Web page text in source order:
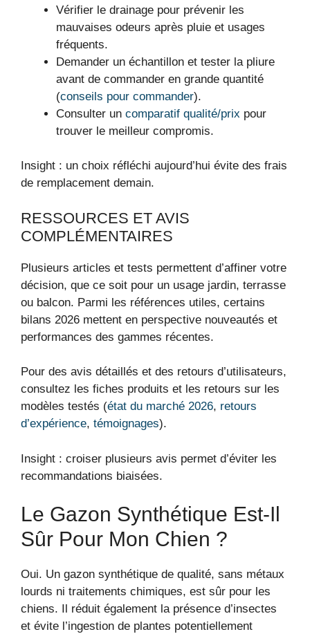
Vérifier le drainage pour prévenir les
mauvaises odeurs après pluie et usages
fréquents.
Demander un échantillon et tester la pliure
avant de commander en grande quantité
(conseils pour commander).
Consulter un comparatif qualité/prix pour
trouver le meilleur compromis.
Insight : un choix réfléchi aujourd’hui évite des frais
de remplacement demain.
RESSOURCES ET AVIS
COMPLÉMENTAIRES
Plusieurs articles et tests permettent d’affiner votre
décision, que ce soit pour un usage jardin, terrasse
ou balcon. Parmi les références utiles, certains
bilans 2026 mettent en perspective nouveautés et
performances des gammes récentes.
Pour des avis détaillés et des retours d’utilisateurs,
consultez les fiches produits et les retours sur les
modèles testés (état du marché 2026, retours
d’expérience, témoignages).
Insight : croiser plusieurs avis permet d’éviter les
recommandations biaisées.
Le Gazon Synthétique Est-Il
Sûr Pour Mon Chien ?
Oui. Un gazon synthétique de qualité, sans métaux
lourds ni traitements chimiques, est sûr pour les
chiens. Il réduit également la présence d’insectes
et évite l’ingestion de plantes potentiellement